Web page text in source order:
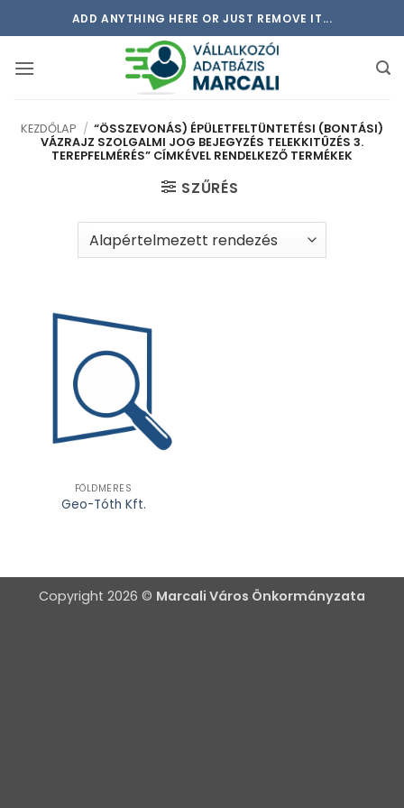
to
ADD ANYTHING HERE OR JUST REMOVE IT...
KEZDŐLAP / “ÖSSZEVONÁS) ÉPÜLETFELTÜNTETÉSI (BONTÁSI)
VÁZRAJZ SZOLGALMI JOG BEJEGYZÉS TELEKKITÛZÉS 3.
TEREPFELMÉRÉS” CÍMKÉVEL RENDELKEZŐ TERMÉKEK
SZŰRÉS
FÖLDMÉRÉS
Geo-Tóth Kft.
Copyright 2026 © Marcali Város Önkormányzata